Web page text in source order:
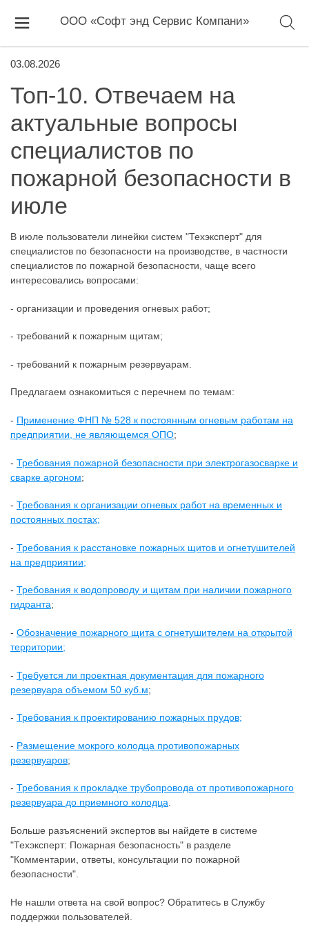
ООО «Софт энд Сервис Компани»
03.08.2026
Топ-10. Отвечаем на
актуальные вопросы
специалистов по
пожарной безопасности в
июле
В июле пользователи линейки систем "Техэксперт" для
специалистов по безопасности на производстве, в частности
специалистов по пожарной безопасности, чаще всего
интересовались вопросами:
- организации и проведения огневых работ;
- требований к пожарным щитам;
- требований к пожарным резервуарам.
Предлагаем ознакомиться с перечнем по темам:
- Применение ФНП № 528 к постоянным огневым работам на
предприятии, не являющемся ОПО;
- Требования пожарной безопасности при электрогазосварке и
сварке аргоном;
- Требования к организации огневых работ на временных и
постоянных постах;
- Требования к расстановке пожарных щитов и огнетушителей
на предприятии;
- Требования к водопроводу и щитам при наличии пожарного
гидранта;
- Обозначение пожарного щита с огнетушителем на открытой
территории;
- Требуется ли проектная документация для пожарного
резервуара объемом 50 куб.м;
- Требования к проектированию пожарных прудов;
- Размещение мокрого колодца противопожарных
резервуаров;
- Требования к прокладке трубопровода от противопожарного
резервуара до приемного колодца.
Больше разъяснений экспертов вы найдете в системе
"Техэксперт: Пожарная безопасность" в разделе
"Комментарии, ответы, консультации по пожарной
безопасности".
Не нашли ответа на свой вопрос? Обратитесь в Службу
поддержки пользователей.